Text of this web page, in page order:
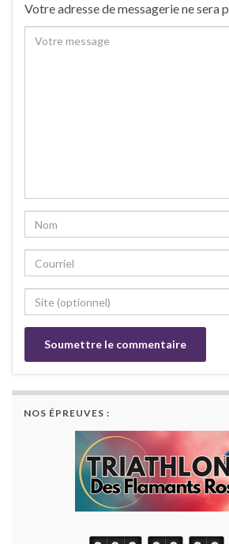
Votre adresse de messagerie ne sera
NOS ÉPREUVES :